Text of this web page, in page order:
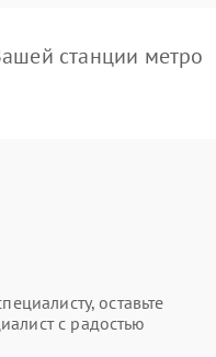
станции метро
оставьте
с радостью